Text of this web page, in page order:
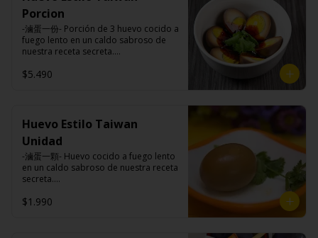
Carne de cerdo, harina de trigo,
repollo, cebollín, sal, pimienta, salsa
de soya, aceite de sésamo,
condimento 5 sabores (naranja,
canela, anís, pimienta y comino).
Porcion
-滷蛋一份- Porción de 3 huevo cocido a
fuego lento en un caldo sabroso de
nuestra receta secreta.
salsa de soya, ajo, agua, azúcar, mix
de hierbas (canela, anís, pimienta y
comino), mirin (azúcar, arroz, agua,
alcohol), salsa ostra vegana (trigo,
soya, shitake, sal, maíz).
$5.490
Huevo Estilo Taiwan
Unidad
-滷蛋一顆- Huevo cocido a fuego lento
en un caldo sabroso de nuestra receta
secreta.
$1.990